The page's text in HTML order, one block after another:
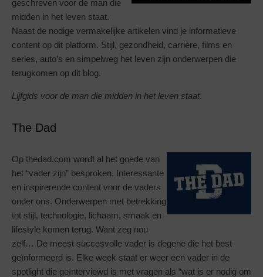
geschreven voor de man die
midden in het leven staat.
Naast de nodige vermakelijke artikelen vind je informatieve
content op dit platform. Stijl, gezondheid, carrière, films en
series, auto’s en simpelweg het leven zijn onderwerpen die
terugkomen op dit blog.
Lijfgids voor de man die midden in het leven staat.
The Dad
Op thedad.com wordt al het goede van
het “vader zijn” besproken. Interessante
en inspirerende content voor de vaders
onder ons. Onderwerpen met betrekking
tot stijl, technologie, lichaam, smaak en
lifestyle komen terug. Want zeg nou
zelf… De meest succesvolle vader is degene die het best
geïnformeerd is. Elke week staat er weer een vader in de
spotlight die geïnterviewd is met vragen als “wat is er nodig om